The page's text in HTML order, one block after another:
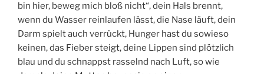
bin hier, beweg mich bloß nicht“, dein Hals brennt,
wenn du Wasser reinlaufen lässt, die Nase läuft, dein
Darm spielt auch verrückt, Hunger hast du sowieso
keinen, das Fieber steigt, deine Lippen sind plötzlich
blau und du schnappst rasselnd nach Luft, so wie